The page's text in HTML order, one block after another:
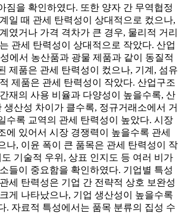
짐을 확인하였다. 또한 양자 간 무역협정
일 때 관세 탄력성이 상대적으로 컸으나,
였거나 가격 격차가 큰 경우, 물리적 거리
관세 탄력성이 상대적으로 작았다. 산업
에서 농산품과 광물 제품과 같이 동질적
제품은 관세 탄력성이 컸으나, 기계, 섬유
제품은 관세 탄력성이 작았다. 산업구조
재의 사용 비율과 다양성이 높을수록, 산
생산성 차이가 클수록, 정규거래소에서 거
수록 교역의 관세 탄력성이 높았다. 시장
에 있어서 시장 경쟁력이 높을수록 관세
나, 이윤 폭이 큰 품목은 관세 탄력성이 작
기술적 우위, 상표 인지도 등 여러 비가
들이 중요함을 확인하였다. 기업별 특성
세 탄력성은 기업 간 전략적 상호 보완성
게 나타났으나, 기업 생산성이 높을수록
. 자료적 특성에서는 품목 분류의 집성 수